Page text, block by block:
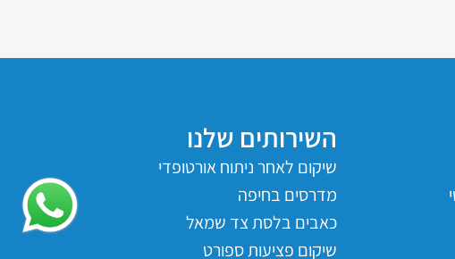
השירותים שלנו
שיקום לאחר ניתוח אורטופדי
מדרסים בחיפה
כאבים בלסת צד שמאל
שיקום פציעות ספורט